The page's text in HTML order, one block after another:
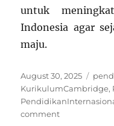
untuk
Indonesia agar
maju.
Posted
on
August 30, 2025
KurikulumCambridge,
commenton